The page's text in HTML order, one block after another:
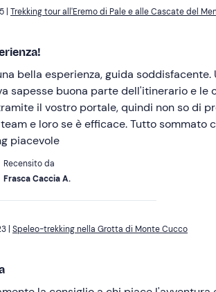
Trekking tour all'Eremo di Pale e alle Cascate del
bella esperienza, guida soddisfacente.
sapesse buona parte dell'itinerario e le
il vostro portale, quindi non so di
e loro se è efficace. Tutto sommato
piacevole
Recensito da
Frasca Caccia A.
Speleo-trekking nella Grotta di Monte Cucco